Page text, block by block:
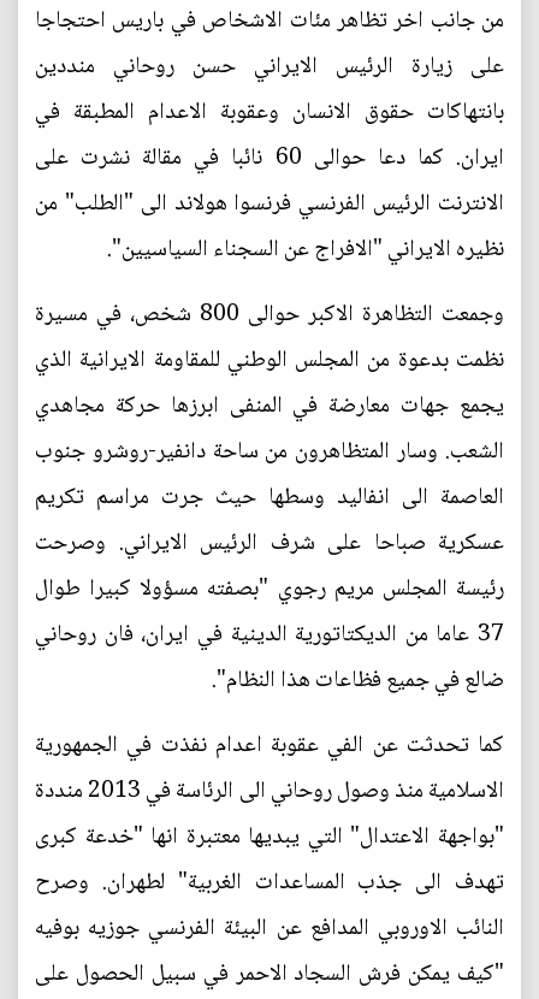
من جانب اخر تظاهر مئات الاشخاص في باريس احتجاجا
على زيارة الرئيس الايراني حسن روحاني منددين
بانتهاكات حقوق الانسان وعقوبة الاعدام المطبقة في
ايران. كما دعا حوالى 60 نائبا في مقالة نشرت على
الانترنت الرئيس الفرنسي فرنسوا هولاند الى "الطلب" من
نظيره الايراني "الافراج عن السجناء السياسيين".
وجمعت التظاهرة الاكبر حوالى 800 شخص، في مسيرة
نظمت بدعوة من المجلس الوطني للمقاومة الايرانية الذي
يجمع جهات معارضة في المنفى ابرزها حركة مجاهدي
الشعب. وسار المتظاهرون من ساحة دانفير-روشرو جنوب
العاصمة الى انفاليد وسطها حيث جرت مراسم تكريم
عسكرية صباحا على شرف الرئيس الايراني. وصرحت
رئيسة المجلس مريم رجوي "بصفته مسؤولا كبيرا طوال
37 عاما من الديكتاتورية الدينية في ايران، فان روحاني
ضالع في جميع فظاعات هذا النظام".
كما تحدثت عن الفي عقوبة اعدام نفذت في الجمهورية
الاسلامية منذ وصول روحاني الى الرئاسة في 2013 منددة
"بواجهة الاعتدال" التي يبديها معتبرة انها "خدعة كبرى
تهدف الى جذب المساعدات الغربية" لطهران. وصرح
النائب الاوروبي المدافع عن البيئة الفرنسي جوزيه بوفيه
"كيف يمكن فرش السجاد الاحمر في سبيل الحصول على